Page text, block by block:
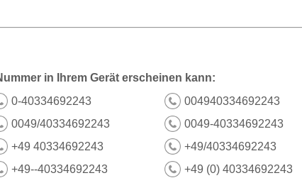
in Ihrem Gerät erscheinen kann:
0-40334692243
004940334692243
0049/40334692243
0049-40334692243
+49 40334692243
+49/40334692243
+49--40334692243 +49 (0) 40334692243